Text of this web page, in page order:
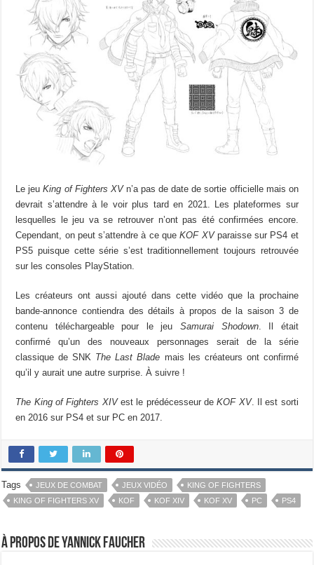
Le jeuKing of Fighters XVn’a pas de date de sortie officielle mais on
devrait s’attendre à le voir plus tard en 2021. Les plateformes sur
lesquelles le jeu va se retrouver n’ont pas été confirmées encore.
Cependant, on peut s’attendre à ce queKOF XVparaisse sur PS4 et
PS5 puisque cette série s’est traditionnellement toujours retrouvée
sur les consoles PlayStation.
Les créateurs ont aussi ajouté dans cette vidéo que la prochaine
bande-annonce contiendra des détails à propos de la saison 3 de
contenu téléchargeable pour le jeuSamurai Shodown. Il était
confirmé qu’un des nouveaux personnages serait de la série
classique de SNK The Last Blade mais les créateurs ont confirmé
qu’il y aurait une autre surprise. À suivre !
The King of Fighters XIVest le prédécesseur deKOF XV. Il est sorti
en 2016 sur PS4 et sur PC en 2017.
Tags JEUX DE COMBAT JEUX VIDÉO
KING OF FIGHTERS
KING OF FIGHTERS XV
KOF KOF XIV KOF XV PC PS4
À propos de Yannick Faucher